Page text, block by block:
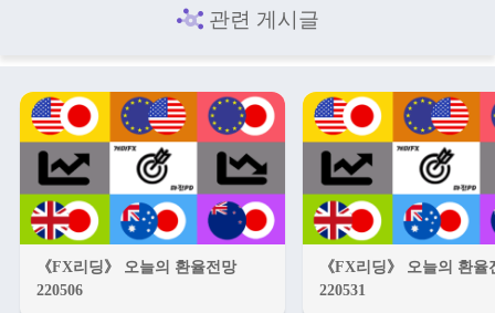
관련 게시글
《FX리딩》 오늘의 환율전망
220506
《FX리딩》 오늘의 환율
220531